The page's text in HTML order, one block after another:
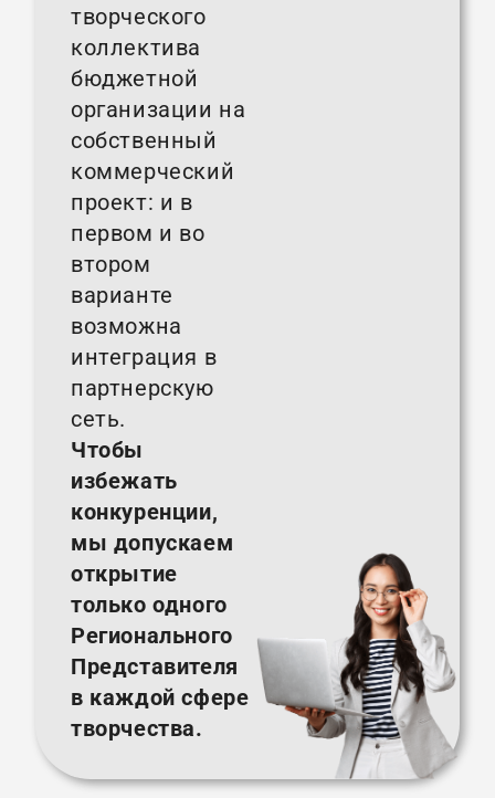
творческого
коллектива
бюджетной
организации на
собственный
коммерческий
проект: и в
первом и во
втором
варианте
возможна
интеграция в
партнерскую
сеть.
Чтобы
избежать
конкуренции,
мы допускаем
открытие
только одного
Регионального
Представителя
в каждой сфере
творчества.